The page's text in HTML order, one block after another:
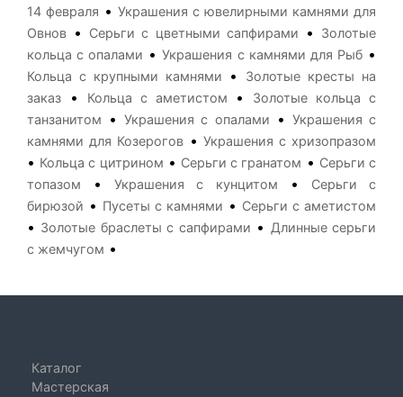
14 февраля • Украшения с ювелирными камнями для
Овнов • Серьги с цветными сапфирами •
Золотые
кольца с опалами •Украшения с камнями для Рыб•
Кольца с крупными камнями •
Золотые кресты на
заказ • Кольца с аметистом •
Золотые кольца с
танзанитом
•Украшения с опалами • Украшения с
камнями для Козерогов•Украшения с хризопразом
• Кольца с цитрином • Серьги с гранатом • Серьги с
топазом
•Украшения с кунцитом •
Серьги с
бирюзой • Пусеты с камнями • Серьги с аметистом
• Золотые браслеты с сапфирами • Длинные серьги
с жемчугом •
Каталог
Мастерская